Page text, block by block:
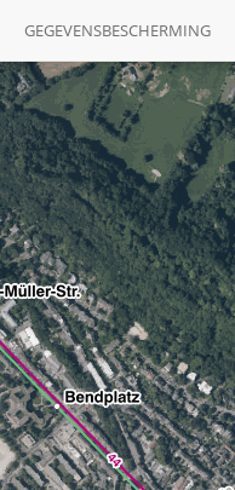
GEGEVENSBESCHERMING